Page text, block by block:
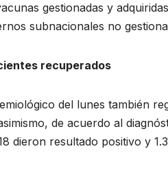
gestionadas y
subnacionales no
recuperados
del lunes también
de acuerdo al
dieron resultado positivo y